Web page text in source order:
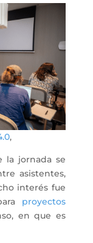
,
la jornada se
asistentes,
interés fue
proyectos
en que es